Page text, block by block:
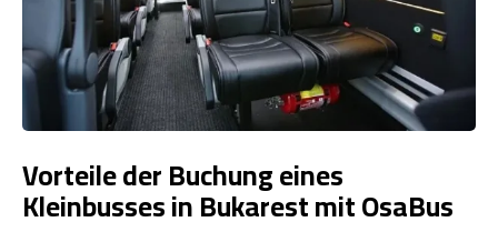
Vorteile der Buchung eines
Kleinbusses in Bukarest mit OsaBus